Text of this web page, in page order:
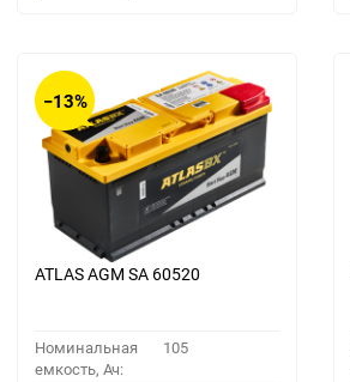
−13%
ATLAS AGM SA 60520
Номинальная
емкость, Ач:
105